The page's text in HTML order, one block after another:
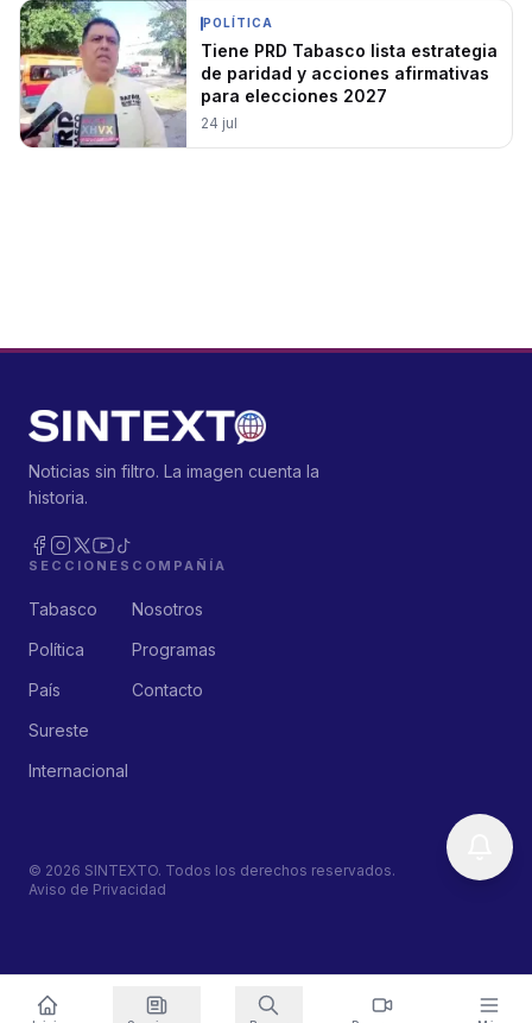
POLÍTICA
Tiene PRD Tabasco lista estrategia
de paridad y acciones afirmativas
para elecciones 2027
24 jul
Noticias sin filtro. La imagen cuenta la
historia.
SECCIONES
Tabasco
Política
País
Sureste
Internacional
COMPAÑÍA
Nosotros
Programas
Contacto
© 2026 SINTEXTO. Todos los derechos reservados.
Aviso de Privacidad